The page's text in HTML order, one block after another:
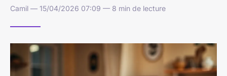
Camil — 15/04/2026 07:09 — 8 min de lecture